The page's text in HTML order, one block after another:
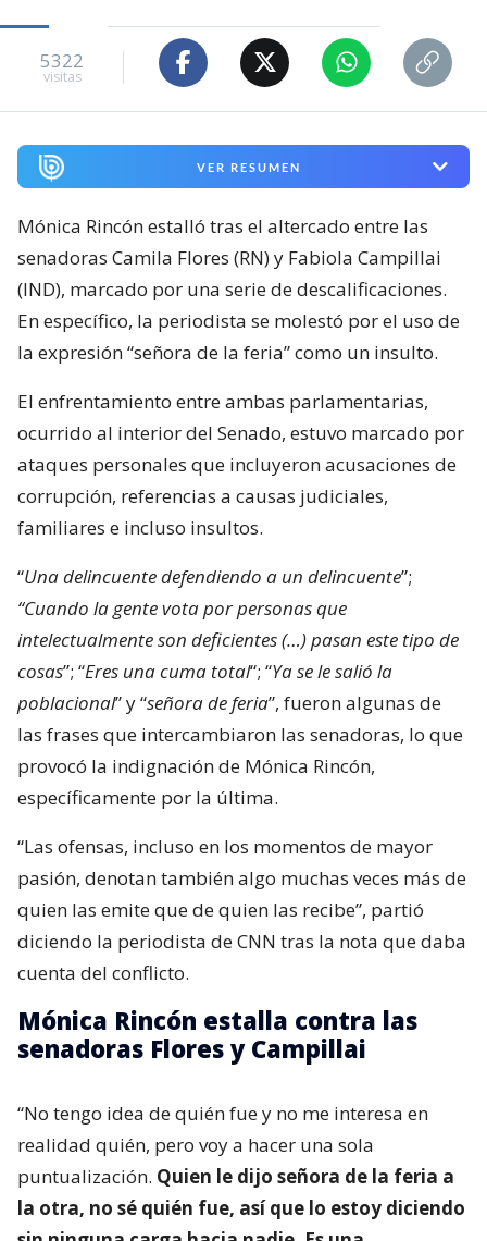
5322
visitas
VER RESUMEN
Mónica Rincón estalló tras el altercado entre las
senadoras Camila Flores (RN) y Fabiola Campillai
(IND), marcado por una serie de descalificaciones.
En específico, la periodista se molestó por el uso de
la expresión “señora de la feria” como un insulto.
El enfrentamiento entre ambas parlamentarias,
ocurrido al interior del Senado, estuvo marcado por
ataques personales que incluyeron acusaciones de
corrupción, referencias a causas judiciales,
familiares e incluso insultos.
“Una delincuente defendiendo a un delincuente”;
“Cuando la gente vota por personas que
intelectualmente son deficientes (…) pasan este tipo de
cosas”; “Eres una cuma total“; “Ya se le salió la
poblacional” y “señora de feria”, fueron algunas de
las frases que intercambiaron las senadoras, lo que
provocó la indignación de Mónica Rincón,
específicamente por la última.
“Las ofensas, incluso en los momentos de mayor
pasión, denotan también algo muchas veces más de
quien las emite que de quien las recibe”, partió
diciendo la periodista de CNN tras la nota que daba
cuenta del conflicto.
Mónica Rincón estalla contra las
senadoras Flores y Campillai
“No tengo idea de quién fue y no me interesa en
realidad quién, pero voy a hacer una sola
puntualización. Quien le dijo señora de la feria a
la otra, no sé quién fue, así que lo estoy diciendo